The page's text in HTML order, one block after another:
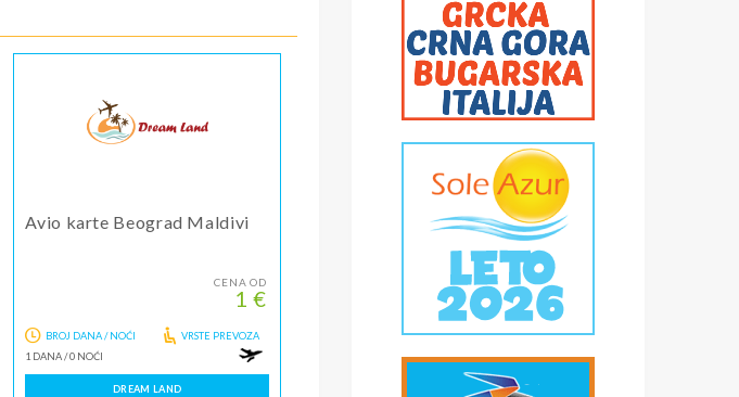
Avio karte Beograd Maldivi
CENA OD
1 €
BROJ DANA / NOĆI
1 DANA/0 NOĆI
VRSTE PREVOZA
DREAM LAND